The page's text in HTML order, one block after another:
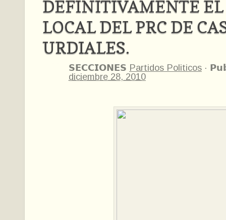
DEFINITIVAMENTE
LOCAL DEL PRC DE
URDIALES.
𝗦𝗘𝗖𝗖𝗜𝗢𝗡𝗘𝗦 Partidos Politicos ·
diciembre 28, 2010